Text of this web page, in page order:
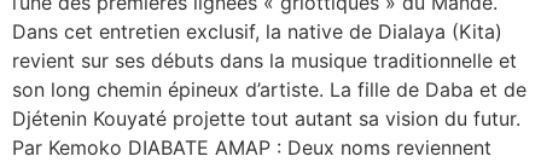
Dans cet entretien exclusif, la native de Dialaya (Kita)
revient sur ses débuts dans la musique traditionnelle et
son long chemin épineux d’artiste. La fille de Daba et de
Djétenin Kouyaté projette tout autant sa vision du futur.
Par Kemoko DIABATE AMAP : Deux noms reviennent